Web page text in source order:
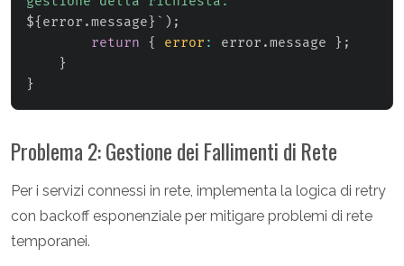
${ error .message } ` ) ;
return
{ error : error .message } ;
}
}
Problema 2: Gestione dei Fallimenti di Rete
Per i servizi connessi in rete, implementa la logica di retry
con backoff esponenziale per mitigare problemi di rete
temporanei.